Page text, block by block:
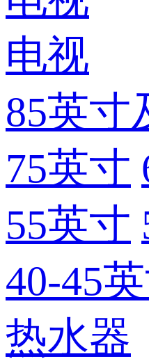
电视
85英寸
75英寸
55英寸
40-45
热水器